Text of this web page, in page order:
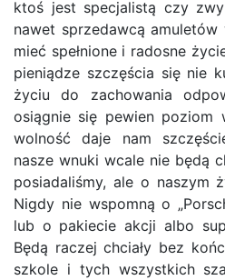
ktoś jest specjalistą czy
nawet sprzedawcą
mieć spełnione i radosne
pieniądze szczęścia się nie
życiu do zachowania
osiągnie się pewien poziom
wolność daje nam
nasze wnuki wcale nie będą
posiadaliśmy, ale o naszym
Nigdy nie wspomną o
lub o pakiecie akcji albo
Będą raczej chciały bez
szkole i tych wszystkich